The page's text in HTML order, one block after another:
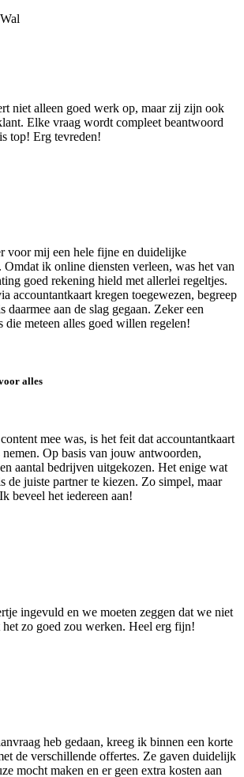
niet alleen goed werk op, maar zij zijn ook
Elke vraag wordt compleet beantwoord
top! Erg tevreden!
voor mij een hele fijne en duidelijke
ik online diensten verleen, was het van
goed rekening hield met allerlei regeltjes.
accountantkaart kregen toegewezen, begreep
daarmee aan de slag gegaan. Zeker een
die meteen alles goed willen regelen!
alles
mee was, is het feit dat accountantkaart
Op basis van jouw antwoorden,
aantal bedrijven uitgekozen. Het enige wat
de juiste partner te kiezen. Zo simpel, maar
beveel het iedereen aan!
ingevuld en we moeten zeggen dat we niet
zo goed zou werken. Heel erg fijn!
heb gedaan, kreeg ik binnen een korte
de verschillende offertes. Ze gaven duidelijk
mocht maken en er geen extra kosten aan